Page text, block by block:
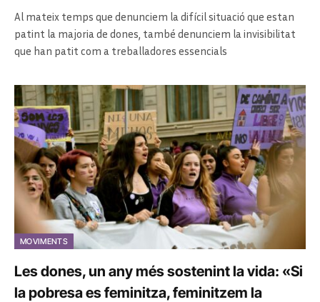
Al mateix temps que denunciem la difícil situació que estan
patint la majoria de dones, també denunciem la invisibilitat
que han patit com a treballadores essencials
MOVIMENTS
Les dones, un any més sostenint la vida: «Si
la pobresa es feminitza, feminitzem la